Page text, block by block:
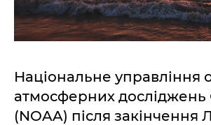
Національне управління
атмосферних
(NOAA) після закінчення